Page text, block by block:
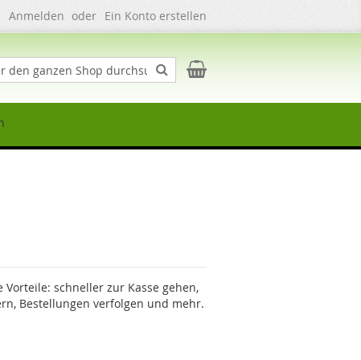
Anmelden Ein Konto erstellen
Suche
Mein Warenkorb
schneller zur Kasse gehen,
Bestellungen verfolgen und mehr.